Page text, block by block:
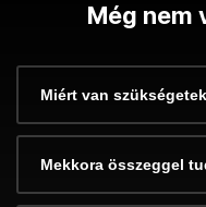
Még nem
Miért van
Mekkora összeggel